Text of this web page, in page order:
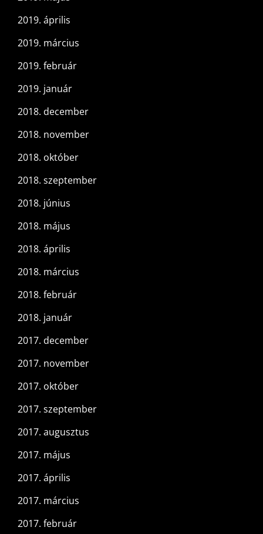
2019. április
2019. március
2019. február
2019. január
2018. december
2018. november
2018. október
2018. szeptember
2018. június
2018. május
2018. április
2018. március
2018. február
2018. január
2017. december
2017. november
2017. október
2017. szeptember
2017. augusztus
2017. május
2017. április
2017. március
2017. február